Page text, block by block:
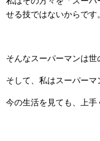
せる技ではないからです。
そんなスーパーマンは世
そして、私はスーパーマ
今の生活を見ても、上手